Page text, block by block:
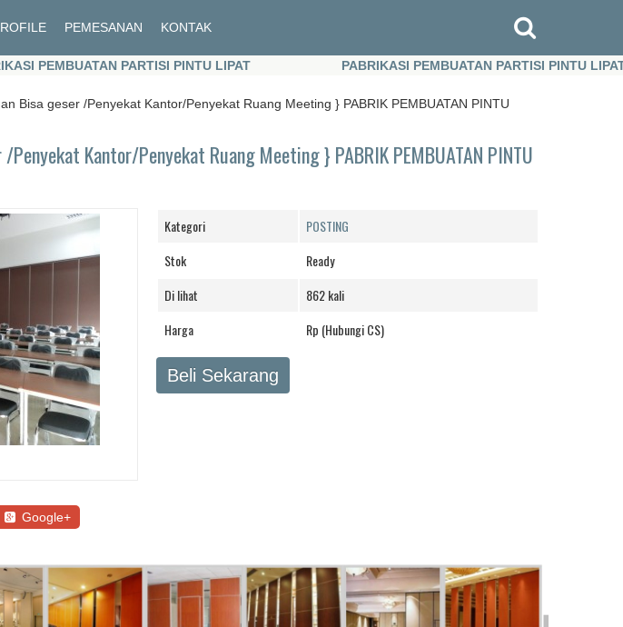
PEMESANAN KONTAK
PEMBUATAN PARTISI PINTU LIPAT
PABRIKASI PEMBUATAN PARTISI PINTU LIPAT
Bisa geser /Penyekat Kantor/Penyekat Ruang Meeting } PABRIK PEMBUATAN PINTU
Penyekat Kantor/Penyekat Ruang Meeting } PABRIK PEMBUATAN PINTU
Google+
Kategori
POSTING
Stok
Ready
Di lihat
862 kali
Harga
Rp (Hubungi CS)
Beli Sekarang